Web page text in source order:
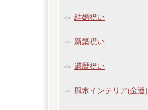
結婚祝い
新築祝い
還暦祝い
風水インテリア(金運)